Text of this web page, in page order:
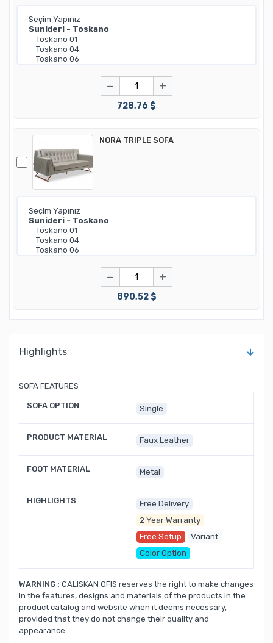
− +
728,76 $
NORA TRIPLE SOFA
− +
890,52 $
Highlights
SOFA FEATURES
SOFA OPTION Single
PRODUCT MATERIAL Faux Leather
FOOT MATERIAL Metal
HIGHLIGHTS
Free Delivery
2 Year Warranty
Free Setup
Variant
Color Option
WARNING : CALISKAN OFIS reserves the right to make changes
in the features, designs and materials of the products in the
product catalog and website when it deems necessary,
provided that they do not change their quality and
appearance.